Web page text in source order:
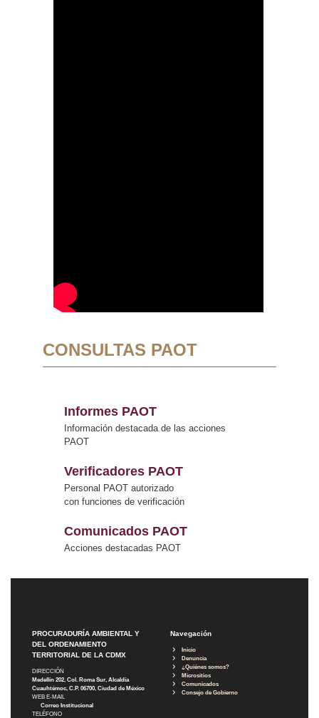
CONSULTAS PAOT
Informes PAOT
Información destacada de las acciones
PAOT
Verificadores PAOT
Personal PAOT autorizado
con funciones de verificación
Comunicados PAOT
Acciones destacadas PAOT
PROCURADURÍA AMBIENTAL Y
DEL ORDENAMIENTO
TERRITORIAL DE LA CDMX
DIRECCIÓN
Medellín 202, Col. Roma Sur, Alcaldía
Cuauhtémoc, C.P. 06700, Ciudad de México
WEB E-MAIL
Correo Institucional
TELÉFONO
Navegación
Inicio
Denuncia
¿Quiénes somos?
Micrositios
Comunicados
Consejo de Gobierno